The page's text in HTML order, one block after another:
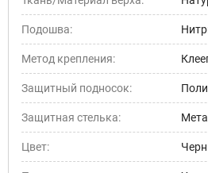
Подошва:
Метод крепления:
Защитный подносок:
Защитная стелька:
Цвет: